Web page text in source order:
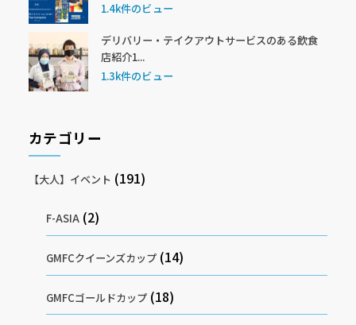
1.4k件のビュー
デリバリー・テイクアウトサービスのある飲食
店紹介1...
1.3k件のビュー
カテゴリー
【大人】イベント (191)
F-ASIA (2)
GMFCクイーンズカップ (14)
GMFCゴールドカップ (18)